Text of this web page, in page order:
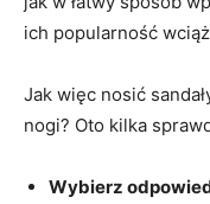
ich popularność
Jak więc nosić
nogi? Oto kilka
Wybierz